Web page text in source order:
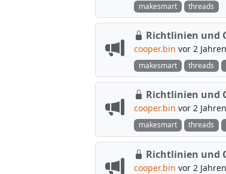
makesmart threads
Richtlinien und
cooper.bin vor 2
makesmart threads
Richtlinien und
cooper.bin vor 2
makesmart threads
Richtlinien und
cooper.bin vor 2